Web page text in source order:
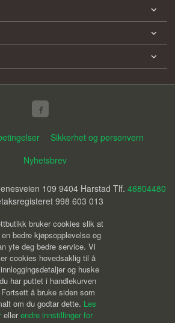
Sikkerhet og personvern
Nyhetsbrev
109 9404 Harstad Tlf. 46804480
998 603 013
bruker cookies slik at
bedre kjøpsopplevelse og
yte deg bedre service. Vi
cookies hovedsaklig til å
og huske
har puttet i handlekurven
å bruke siden som
om du godtar dette. Les
ellerendre innstillinger for